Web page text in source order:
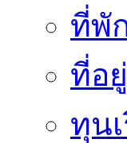
ที่พั
ที่อ
ทุน